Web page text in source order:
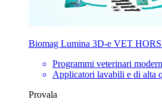
Biomag Lumina 3D-e VET
Programmi veterinari
Applicatori lavabili e di alta
Provala